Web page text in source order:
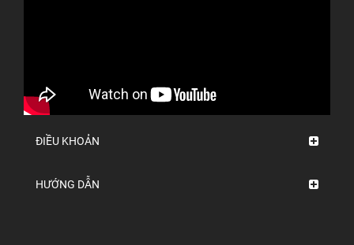
ĐIỀU KHOẢN
HƯỚNG DẪN